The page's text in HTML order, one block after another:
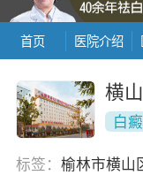
首页 医院介绍
横
白
标签： 榆林市横山